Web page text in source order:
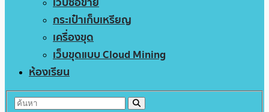
กระเป๋าเก็บเหรียญ
เครื่องขุด
เว็บขุดแบบ Cloud Mining
ห้องเรียน